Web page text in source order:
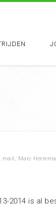
mail , Marc
2014 is al